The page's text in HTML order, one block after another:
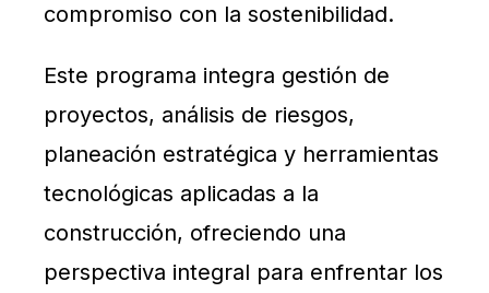
compromiso con la sostenibilidad.
Este programa integra gestión de
proyectos, análisis de riesgos,
planeación estratégica y herramientas
tecnológicas aplicadas a la
construcción, ofreciendo una
perspectiva integral para enfrentar los